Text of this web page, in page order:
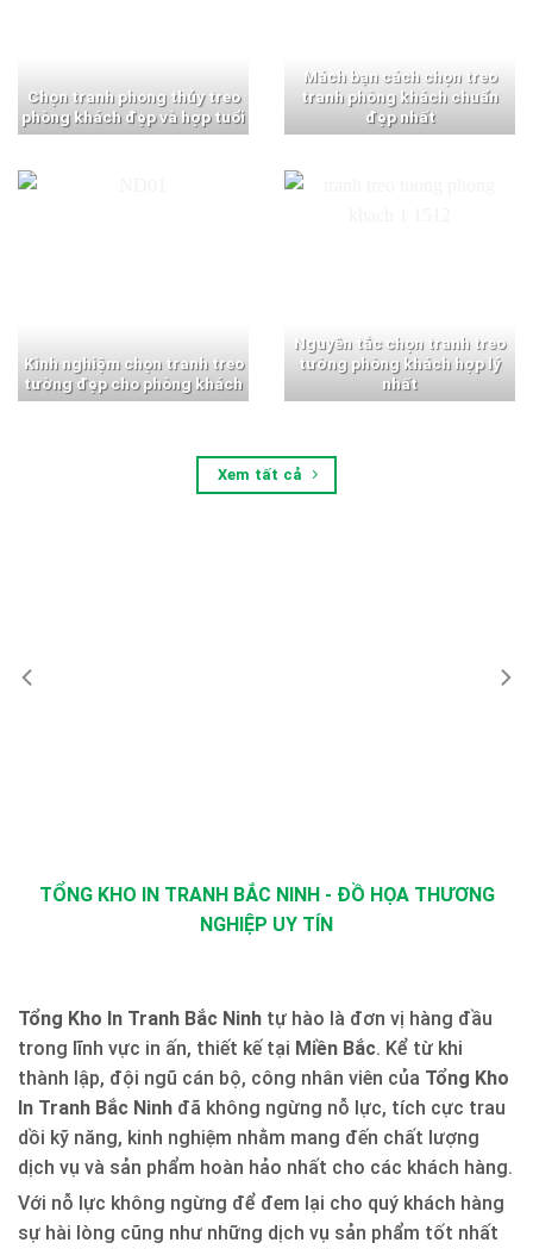
Chọn tranh phong thủy treo
phòng khách đẹp và hợp tuổi
Mách bạn cách chọn treo
tranh phòng khách chuẩn
đẹp nhất
Kinh nghiệm chọn tranh treo
tường đẹp cho phòng khách
Nguyên tắc chọn tranh treo
tường phòng khách hợp lý
nhất
Xem tất cả
TỔNG KHO IN TRANH BẮC NINH - ĐỒ HỌA THƯƠNG
NGHIỆP UY TÍN
Tổng Kho In Tranh Bắc Ninh tự hào là đơn vị hàng đầu
trong lĩnh vực in ấn, thiết kế tại Miền Bắc. Kể từ khi
thành lập, đội ngũ cán bộ, công nhân viên của Tổng Kho
In Tranh Bắc Ninh đã không ngừng nỗ lực, tích cực trau
dồi kỹ năng, kinh nghiệm nhằm mang đến chất lượng
dịch vụ và sản phẩm hoàn hảo nhất cho các khách hàng.
Với nỗ lực không ngừng để đem lại cho quý khách hàng
sự hài lòng cũng như những dịch vụ sản phẩm tốt nhất